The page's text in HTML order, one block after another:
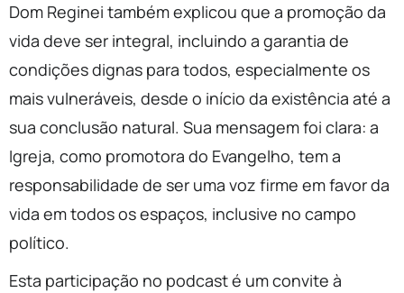
Dom Reginei também explicou que a promoção da
vida deve ser integral, incluindo a garantia de
condições dignas para todos, especialmente os
mais vulneráveis, desde o início da existência até a
sua conclusão natural. Sua mensagem foi clara: a
Igreja, como promotora do Evangelho, tem a
responsabilidade de ser uma voz firme em favor da
vida em todos os espaços, inclusive no campo
político.
Esta participação no podcast é um convite à